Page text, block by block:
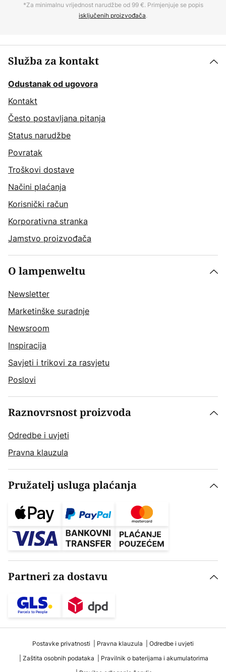
*Za minimalnu vrijednost narudžbe od 99 €. Primjenjuje se popis
isključenih proizvođača.
Služba za kontakt
Odustanak od ugovora
Kontakt
Često postavljana pitanja
Status narudžbe
Povratak
Troškovi dostave
Načini plaćanja
Korisnički račun
Korporativna stranka
Jamstvo proizvođača
O lampenweltu
Newsletter
Marketinške suradnje
Newsroom
Inspiracija
Savjeti i trikovi za rasvjetu
Poslovi
Raznovrsnost proizvoda
Odredbe i uvjeti
Pravna klauzula
Pružatelj usluga plaćanja
Partneri za dostavu
Postavke privatnosti Pravna klauzula
Odredbe i uvjeti
Zaštita osobnih podataka
Pravilnik o baterijama i akumulatorima